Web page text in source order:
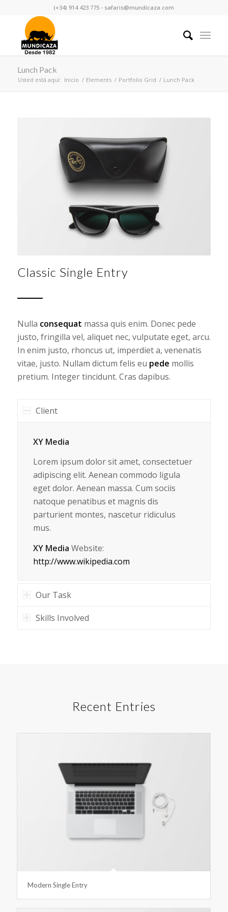
(+34) 914 423 775 - safaris@mundicaza.com
Lunch Pack
Usted está aquí: Inicio / Elements / Portfolio Grid / Lunch Pack
Classic Single Entry
Nulla consequat massa quis enim. Donec pede
justo, fringilla vel, aliquet nec, vulputate eget, arcu.
In enim justo, rhoncus ut, imperdiet a, venenatis
vitae, justo. Nullam dictum felis eu pede mollis
pretium. Integer tincidunt. Cras dapibus.
Client
XY Media
Lorem ipsum dolor sit amet, consectetuer
adipiscing elit. Aenean commodo ligula
eget dolor. Aenean massa. Cum sociis
natoque penatibus et magnis dis
parturient montes, nascetur ridiculus
mus.
XY Media Website:
http://www.wikipedia.com
Our Task
Skills Involved
Recent Entries
Modern Single Entry